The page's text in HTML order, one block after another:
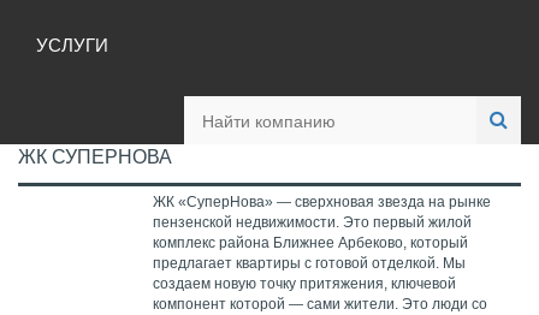
УСЛУГИ
ЖК СУПЕРНОВА
ЖК «СуперНова» — сверхновая звезда на рынке
пензенской недвижимости. Это первый жилой
комплекс района Ближнее Арбеково, который
предлагает квартиры с готовой отделкой. Мы
создаем новую точку притяжения, ключевой
компонент которой — сами жители. Это люди со